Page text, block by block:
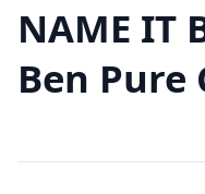
NAME IT
Ben Pure